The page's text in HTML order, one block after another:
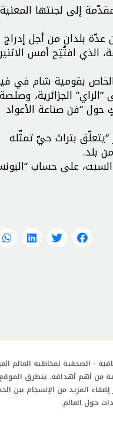
إلى لجنتها
عدّة بلدان من أجل
الاجتماع الـ17 للجنة المعنية بالمنظمة، الذي افتُتِح
الخزف الخاص بقومية شام في
الجزائرية، وصلصة
حول “فن صناعة الأعواد
“يتعلّق بتراث حيّ تمثّله
بلد.
السبت، على حساب
- الصحفية لمخاطبة العالم
من أهم أهدافه. يتطرق
المزيد من الإنسجام بين
حول العالم.